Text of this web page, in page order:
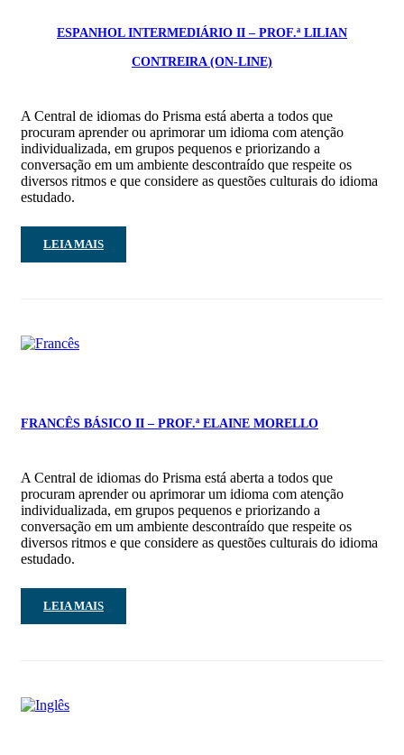
ESPANHOL INTERMEDIÁRIO II – PROF.ª LILIAN
CONTREIRA (ON-LINE)
A Central de idiomas do Prisma está aberta a todos que
procuram aprender ou aprimorar um idioma com atenção
individualizada, em grupos pequenos e priorizando a
conversação em um ambiente descontraído que respeite os
diversos ritmos e que considere as questões culturais do idioma
estudado.
LEIA MAIS
FRANCÊS BÁSICO II – PROF.ª ELAINE MORELLO
A Central de idiomas do Prisma está aberta a todos que
procuram aprender ou aprimorar um idioma com atenção
individualizada, em grupos pequenos e priorizando a
conversação em um ambiente descontraído que respeite os
diversos ritmos e que considere as questões culturais do idioma
estudado.
LEIA MAIS